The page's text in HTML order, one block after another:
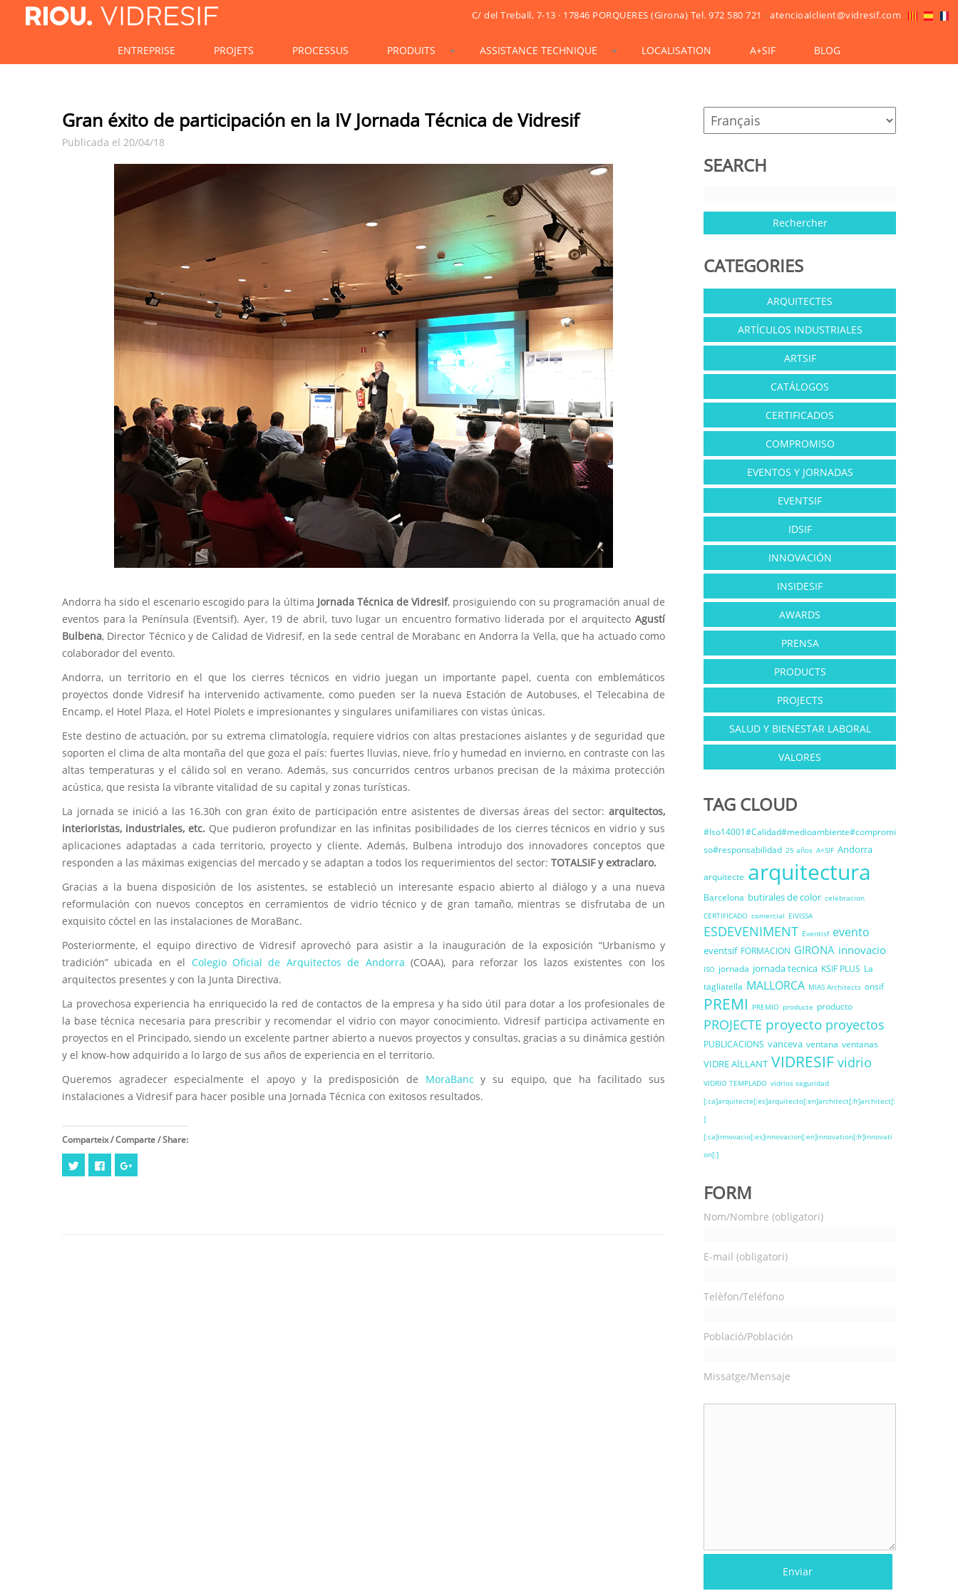
C/ del Treball, 7-13 · 17846 PORQUERES (Girona) Tel. 972 580 721 -atencioalclient@vidresif.com
ENTREPRISE PROJETS PROCESSUS PRODUITS ASSISTANCE TECHNIQUE LOCALISATION A+SIF BLOG
Gran éxito de participación en la IV Jornada Técnica de Vidresif
Publicada el 20/04/18
Andorra ha sido el escenario escogido para la última Jornada Técnica de Vidresif, prosiguiendo con su programación anual de
eventos para la Península (Eventsif). Ayer, 19 de abril, tuvo lugar un encuentro formativo liderada por el arquitecto Agustí
Bulbena, Director Técnico y de Calidad de Vidresif, en la sede central de Morabanc en Andorra la Vella, que ha actuado como
colaborador del evento.
Andorra, un territorio en el que los cierres técnicos en vidrio juegan un importante papel, cuenta con emblemáticos
proyectos donde Vidresif ha intervenido activamente, como pueden ser la nueva Estación de Autobuses, el Telecabina de
Encamp, el Hotel Plaza, el Hotel Piolets e impresionantes y singulares unifamiliares con vistas únicas.
Este destino de actuación, por su extrema climatología, requiere vidrios con altas prestaciones aislantes y de seguridad que
soporten el clima de alta montaña del que goza el país: fuertes lluvias, nieve, frío y humedad en invierno, en contraste con las
altas temperaturas y el cálido sol en verano. Además, sus concurridos centros urbanos precisan de la máxima protección
acústica, que resista la vibrante vitalidad de su capital y zonas turísticas.
La jornada se inició a las 16.30h con gran éxito de participación entre asistentes de diversas áreas del sector: arquitectos,
interioristas, industriales, etc.Que pudieron profundizar en las infinitas posibilidades de los cierres técnicos en vidrio y sus
aplicaciones adaptadas a cada territorio, proyecto y cliente. Además, Bulbena introdujo dos innovadores conceptos que
responden a las máximas exigencias del mercado y se adaptan a todos los requerimientos del sector: TOTALSIF y extraclaro.
Gracias a la buena disposición de los asistentes, se estableció un interesante espacio abierto al diálogo y a una nueva
reformulación con nuevos conceptos en cerramientos de vidrio técnico y de gran tamaño, mientras se disfrutaba de un
exquisito cóctel en las instalaciones de MoraBanc.
Posteriormente, el equipo directivo de Vidresif aprovechó para asistir a la inauguración de la exposición “Urbanismo y
tradición” ubicada en el Colegio Oficial de Arquitectos de Andorra(COAA), para reforzar los lazos existentes con los
arquitectos presentes y con la Junta Directiva.
La provechosa experiencia ha enriquecido la red de contactos de la empresa y ha sido útil para dotar a los profesionales de
la base técnica necesaria para prescribir y recomendar el vidrio con mayor conocimiento. Vidresif participa activamente en
proyectos en el Principado, siendo un excelente partner abierto a nuevos proyectos y consultas, gracias a su dinámica gestión
y el know-how adquirido a lo largo de sus años de experiencia en el territorio.
Queremos agradecer especialmente el apoyo y la predisposición de MoraBancy su equipo, que ha facilitado sus
instalaciones a Vidresif para hacer posible una Jornada Técnica con exitosos resultados.
Comparteix / Comparte / Share:
Cliquez
pour
partager
Cliquez
pour
partagerpartager
SEARCH
CATEGORIES
ARQUITECTES
ARTÍCULOS INDUSTRIALES
ARTSIF
CATÁLOGOS
CERTIFICADOS
COMPROMISO
EVENTOS Y JORNADAS
EVENTSIF
IDSIF
INNOVACIÓN
INSIDESIF
AWARDS
PRENSA
PRODUCTS
PROJECTS
SALUD Y BIENESTAR LABORAL
VALORES
TAG CLOUD
#Iso14001#Calidad#medioambiente#compromi
so#responsabilidad 25 años A+SIF Andorra
arquitecte arquitectura
Barcelona butirales de color celebracion
CERTIFICADO comercial EIVISSA
ESDEVENIMENT Eventisf evento
eventsif FORMACION GIRONA innovacio
ISO jornada jornada tecnica KSIF PLUS La
tagliatella MALLORCA MIAS Architects onsif
PREMI PREMIO producte producto
PROJECTE proyecto proyectos
PUBLICACIONS vanceva ventana ventanas
VIDRE AÏLLANT VIDRESIF vidrio
VIDRIO TEMPLADO vidrios seguridad
[:ca]arquitecte[:es]arquitecto[:en]architect[:fr]architect[:
]
[:ca]innovacio[:es]innovacion[:en]innovation[:fr]innovati
on[:]
FORM
Nom/Nombre (obligatori)
E-mail (obligatori)
Telèfon/Teléfono
Població/Población
Missatge/Mensaje